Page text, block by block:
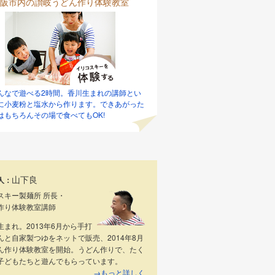
なで遊べる2時間。香川生まれの講師とい
小麦粉と塩水から作ります。できあがった
もちろんその場で食べてもOK!
： 山下良
キー製麺所 所長・
り体験教室講師
まれ。2013年6月から手打
と自家製つゆをネットで販売、2014年8月
作り体験教室を開始。うどん作りで、たく
どもたちと遊んでもらっています。
→もっと詳しく